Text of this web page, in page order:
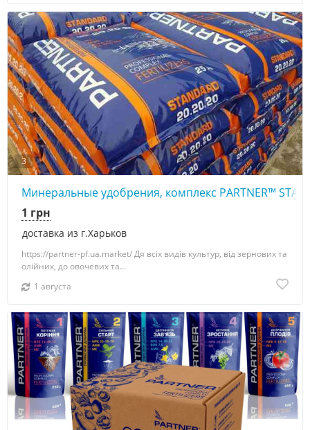
3
Минеральные удобрения, комплекс PARTNER™
доставка из г.Харьков
1 грн
https://partner-pf.ua.market/ Дя всіх видів культур, від зернових та
олійних, до овочевих та...
1 августа